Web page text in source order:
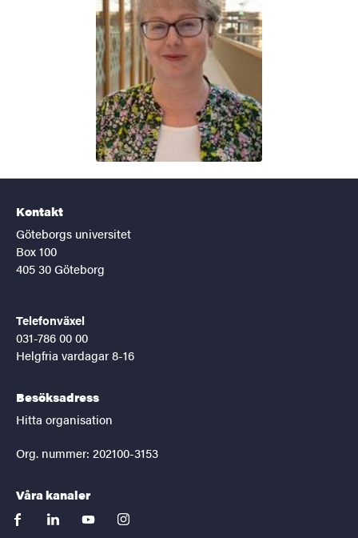
Kontakt
Göteborgs universitet
Box 100
405 30 Göteborg
Telefonväxel
031-786 00 00
Helgfria vardagar 8-16
Besöksadress
Hitta organisation
Org. nummer: 202100-3153
Våra kanaler
facebooklinkedinyoutubeinstagram